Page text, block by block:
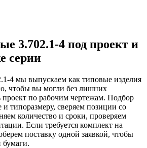
3.702.1-4 под проект и
серии
4 мы выпускаем как типовые изделия
чтобы вы могли без лишних
проект по рабочим чертежам. Подбор
типоразмеру, сверяем позиции со
количество и сроки, проверяем
Если требуется комплект на
поставку одной заявкой, чтобы
бумаги.